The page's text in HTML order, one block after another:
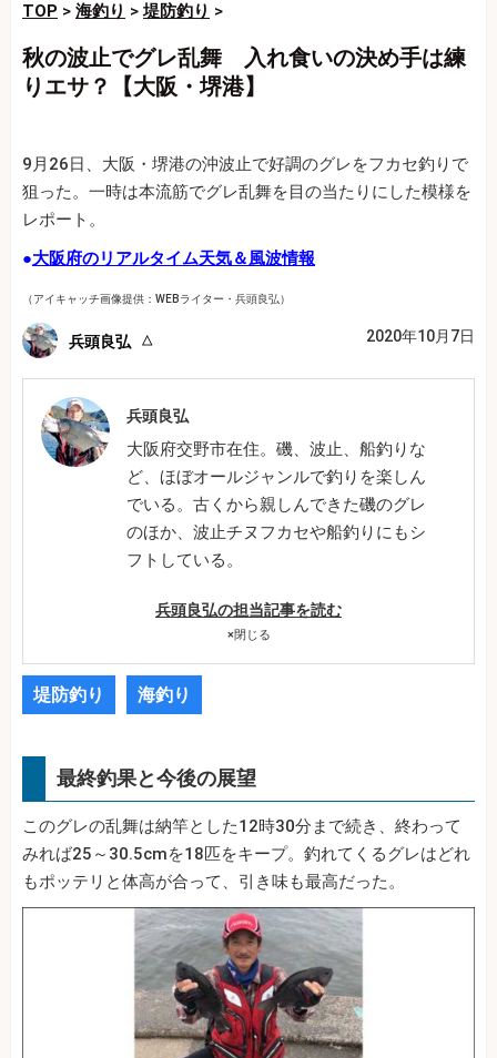
TOP > 海釣り >堤防釣り >
秋の波止でグレ乱舞 入れ食いの決め手は練
りエサ？【大阪・堺港】
9月26日、大阪・堺港の沖波止で好調のグレをフカセ釣りで
狙った。一時は本流筋でグレ乱舞を目の当たりにした模様を
レポート。
●大阪府のリアルタイム天気＆風波情報
（アイキャッチ画像提供：WEBライター・兵頭良弘）
兵頭良弘 2020年10月7日
兵頭良弘
大阪府交野市在住。磯、波止、船釣りな
ど、ほぼオールジャンルで釣りを楽しん
でいる。古くから親しんできた磯のグレ
のほか、波止チヌフカセや船釣りにもシ
フトしている。
兵頭良弘の担当記事を読む
×閉じる
堤防釣り 海釣り
最終釣果と今後の展望
このグレの乱舞は納竿とした12時30分まで続き、終わって
みれば25～30.5cmを18匹をキープ。釣れてくるグレはどれ
もポッテリと体高が合って、引き味も最高だった。